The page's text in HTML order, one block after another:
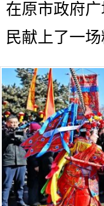
在原市政府
民献上了一